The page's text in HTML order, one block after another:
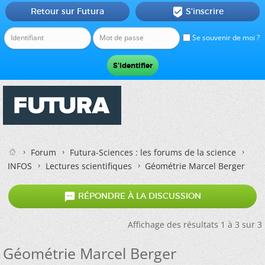
Se souvenir de moi ?
Retour sur Futura  S'inscrire
Forum
Futura-Sciences : les forums de la science
INFOS
Lectures scientifiques Géométrie Marcel Berger
 RÉPONDRE À LA DISCUSSION
Affichage des résultats 1 à 3 sur 3
Géométrie Marcel Berger